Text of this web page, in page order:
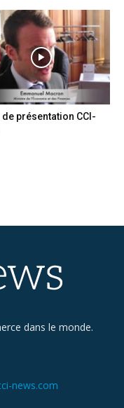
présentation CCI-
dans le monde.
news.com